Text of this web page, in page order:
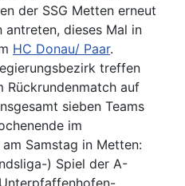
der SSG Metten erneut
antreten, dieses Mal in
HC Donau/ Paar.
treffen
Rückrundenmatch auf
sieben Teams
im
Samstag in Metten:
) Spiel der A-